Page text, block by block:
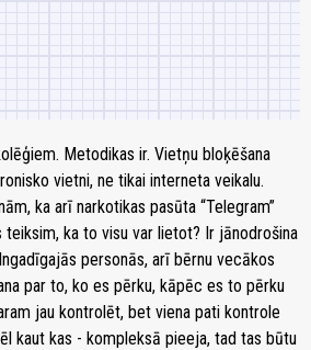
Metodikas ir. Vietņu bloķēšana
vietni, ne tikai interneta veikalu.
ka arī narkotikas pasūta “Telegram”
ka to visu var lietot? Ir jānodrošina
personās, arī bērnu vecākos
par to, ko es pērku, kāpēc es to pērku
jau kontrolēt, bet viena pati kontrole
kaut kas - kompleksā pieeja, tad tas būtu